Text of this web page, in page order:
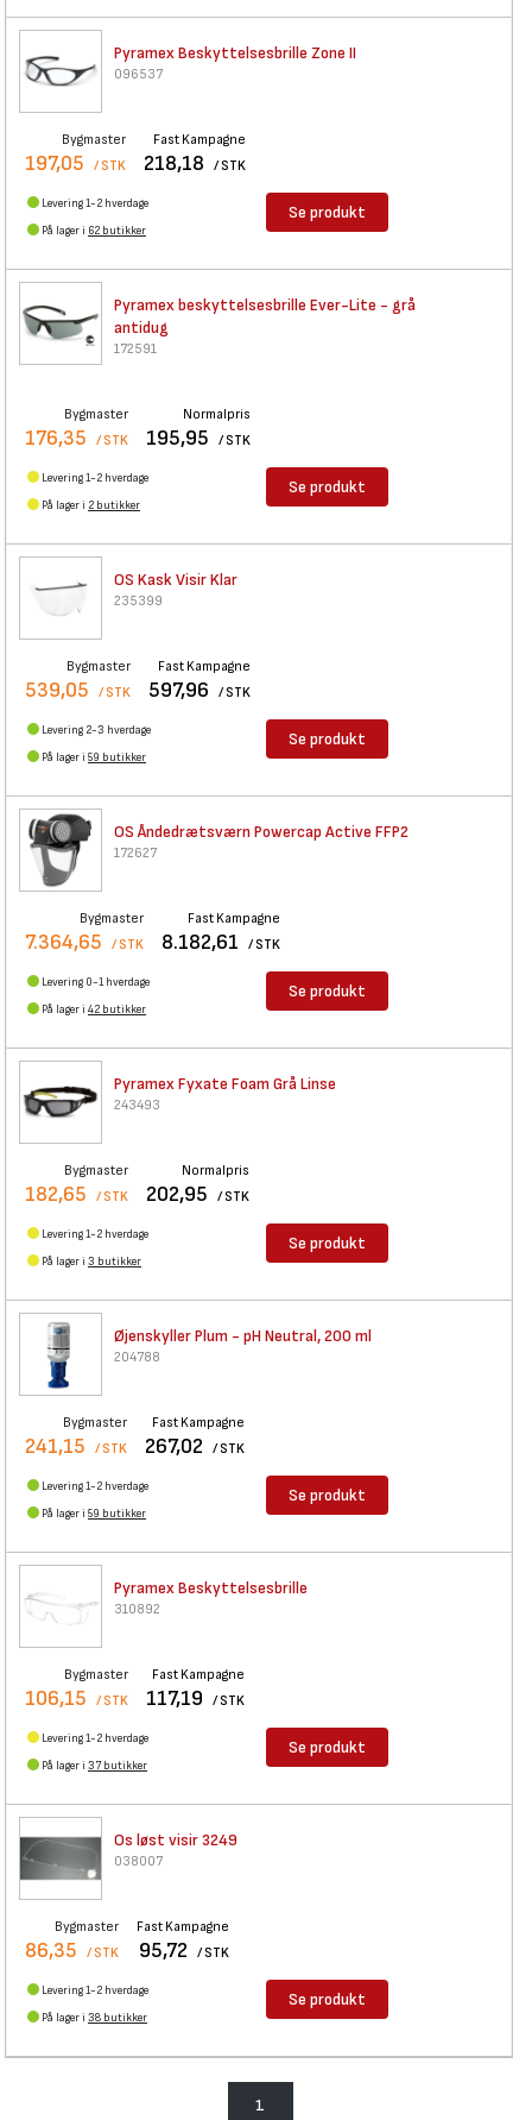
Pyramex Beskyttelsesbrille Zone II
096537
Bygmaster
197,05 / STK
Fast Kampagne
218,18 / STK
Levering 1-2 hverdage
På lager i 62 butikker
Se produkt
Pyramex beskyttelsesbrille Ever-Lite - grå
antidug
172591
Bygmaster
176,35 / STK
Normalpris
195,95 / STK
Levering 1-2 hverdage
På lager i 2 butikker
Se produkt
OS Kask Visir Klar
235399
Bygmaster
539,05 / STK
Fast Kampagne
597,96 / STK
Levering 2-3 hverdage
På lager i 59 butikker
Se produkt
OS Åndedrætsværn Powercap Active FFP2
172627
Bygmaster
7.364,65 / STK
Fast Kampagne
8.182,61 / STK
Levering 0-1 hverdage
På lager i 42 butikker
Se produkt
Pyramex Fyxate Foam Grå Linse
243493
Bygmaster
182,65 / STK
Normalpris
202,95 / STK
Levering 1-2 hverdage
På lager i 3 butikker
Se produkt
Øjenskyller Plum - pH Neutral,200 ml
204788
Bygmaster
241,15 / STK
Fast Kampagne
267,02 / STK
Levering 1-2 hverdage
På lager i 59 butikker
Se produkt
Pyramex Beskyttelsesbrille
310892
Bygmaster
106,15 / STK
Fast Kampagne
117,19 / STK
Levering 1-2 hverdage
På lager i 37 butikker
Se produkt
Os løst visir 3249
038007
Bygmaster
86,35 / STK
Fast Kampagne
95,72 / STK
Levering 1-2 hverdage
På lager i 38 butikker
Se produkt
1